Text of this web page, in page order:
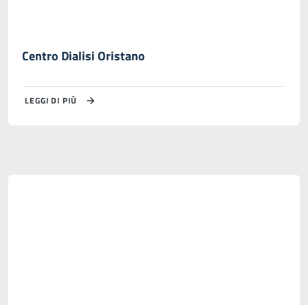
Centro Dialisi Oristano
LEGGI DI PIÙ